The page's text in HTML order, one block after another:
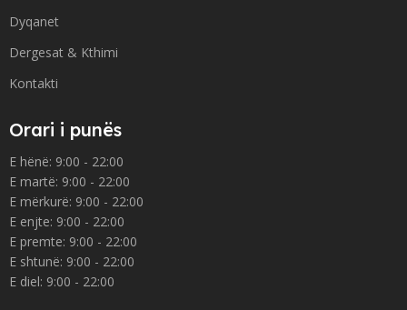
Dyqanet
Dergesat & Kthimi
Kontakti
Orari i punës
E hënë: 9:00 - 22:00
E martë: 9:00 - 22:00
E mërkurë: 9:00 - 22:00
E enjte: 9:00 - 22:00
E premte: 9:00 - 22:00
E shtunë: 9:00 - 22:00
E diel: 9:00 - 22:00